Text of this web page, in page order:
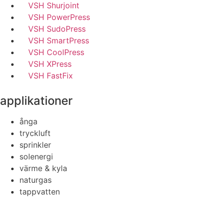
VSH Shurjoint
VSH PowerPress
VSH SudoPress
VSH SmartPress
VSH CoolPress
VSH XPress
VSH FastFix
applikationer
ånga
tryckluft
sprinkler
solenergi
värme & kyla
naturgas
tappvatten